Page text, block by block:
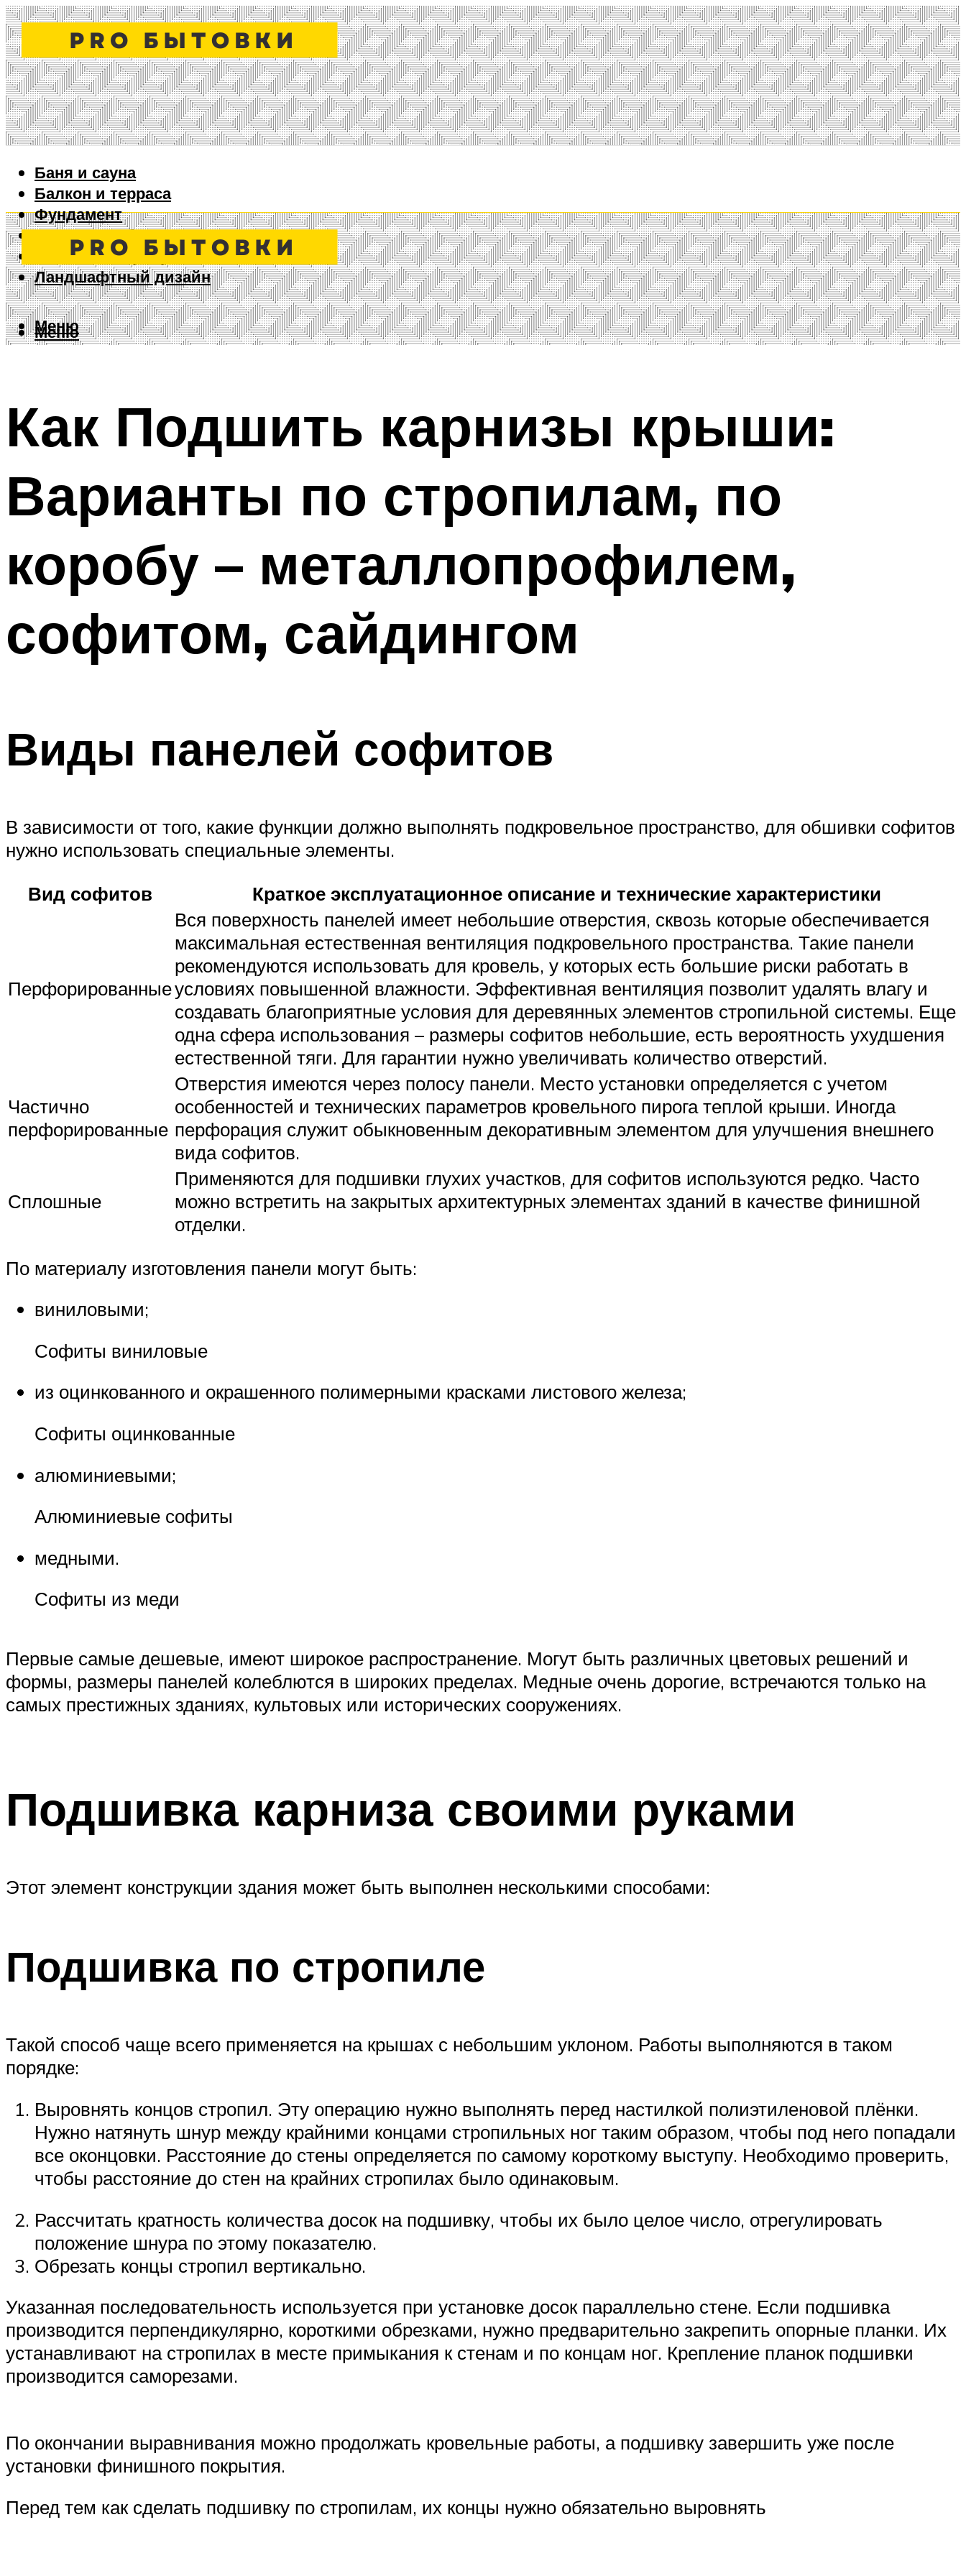
Баня и сауна
Балкон и терраса
Фундамент
Ворота и забор
Дизайн интерьера
Ландшафтный дизайн
Меню
Меню
Как Подшить карнизы крыши:
Варианты по стропилам, по
коробу – металлопрофилем,
софитом, сайдингом
Виды панелей софитов
В зависимости от того, какие функции должно выполнять подкровельное пространство, для обшивки софитов
нужно использовать специальные элементы.
Вид софитов
Краткое эксплуатационное описание и технические характеристики
Перфорированные
Вся поверхность панелей имеет небольшие отверстия, сквозь которые обеспечивается
максимальная естественная вентиляция подкровельного пространства. Такие панели
рекомендуются использовать для кровель, у которых есть большие риски работать в
условиях повышенной влажности. Эффективная вентиляция позволит удалять влагу и
создавать благоприятные условия для деревянных элементов стропильной системы. Еще
одна сфера использования – размеры софитов небольшие, есть вероятность ухудшения
естественной тяги. Для гарантии нужно увеличивать количество отверстий.
Частично
перфорированные
Отверстия имеются через полосу панели. Место установки определяется с учетом
особенностей и технических параметров кровельного пирога теплой крыши. Иногда
перфорация служит обыкновенным декоративным элементом для улучшения внешнего
вида софитов.
Сплошные
Применяются для подшивки глухих участков, для софитов используются редко. Часто
можно встретить на закрытых архитектурных элементах зданий в качестве финишной
отделки.
По материалу изготовления панели могут быть:
виниловыми;
Софиты виниловые
из оцинкованного и окрашенного полимерными красками листового железа;
Софиты оцинкованные
алюминиевыми;
Алюминиевые софиты
медными.
Софиты из меди
Первые самые дешевые, имеют широкое распространение. Могут быть различных цветовых решений и
формы, размеры панелей колеблются в широких пределах. Медные очень дорогие, встречаются только на
самых престижных зданиях, культовых или исторических сооружениях.
Подшивка карниза своими руками
Этот элемент конструкции здания может быть выполнен несколькими способами:
Подшивка по стропиле
Такой способ чаще всего применяется на крышах с небольшим уклоном. Работы выполняются в таком
порядке:
Выровнять концов стропил. Эту операцию нужно выполнять перед настилкой полиэтиленовой плёнки.
Нужно натянуть шнур между крайними концами стропильных ног таким образом, чтобы под него попадали
все оконцовки. Расстояние до стены определяется по самому короткому выступу. Необходимо проверить,
чтобы расстояние до стен на крайних стропилах было одинаковым.
Рассчитать кратность количества досок на подшивку, чтобы их было целое число, отрегулировать
положение шнура по этому показателю.
Обрезать концы стропил вертикально.
Указанная последовательность используется при установке досок параллельно стене. Если подшивка
производится перпендикулярно, короткими обрезками, нужно предварительно закрепить опорные планки. Их
устанавливают на стропилах в месте примыкания к стенам и по концам ног. Крепление планок подшивки
производится саморезами.
По окончании выравнивания можно продолжать кровельные работы, а подшивку завершить уже после
установки финишного покрытия.
Перед тем как сделать подшивку по стропилам, их концы нужно обязательно выровнять